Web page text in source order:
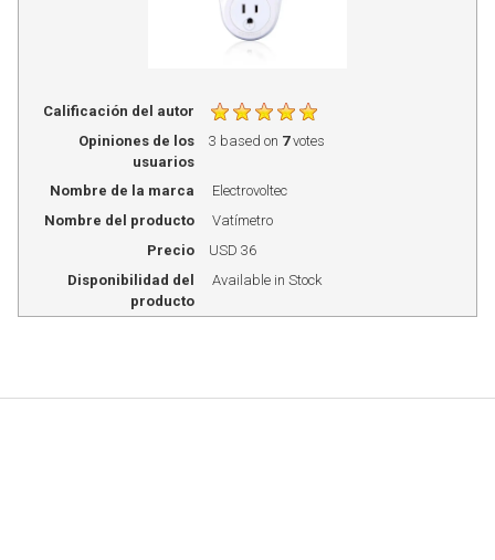
Calificación del autor
Opiniones de los
usuarios
3 based on 7votes
Nombre de la marca
Electrovoltec
Nombre del producto
Vatímetro
Precio
USD 36
Disponibilidad del
producto
Available in Stock